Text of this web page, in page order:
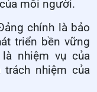
mỗi người.
chính là bảo
triển bền vững
nhiệm vụ của
nhiệm của